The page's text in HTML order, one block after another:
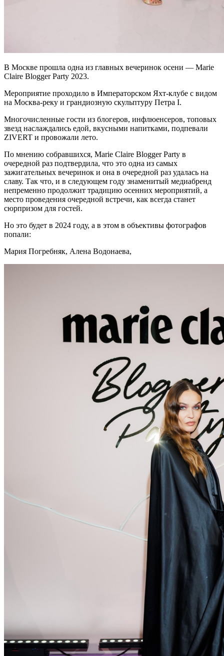
В Москве прошла одна из главных вечеринок осени — Marie
Claire Blogger Party 2023.
Мероприятие проходило в Императорском Яхт-клубе с видом
на Москва-реку и грандиозную скульптуру Петра I.
Многочисленные гости из блогеров, инфлюенсеров, топовых
звезд наслаждались едой, вкусными напитками, подпевали
ZIVERT и провожали лето.
По мнению собравшихся, Marie Claire Blogger Party в
очередной раз подтвердила, что это одна из самых
зажигательных вечеринок и она в очередной раз удалась на
славу. Так что, и в следующем году знаменитый медиабренд
непременно продолжит традицию осенних мероприятий, а
место проведения очередной встречи, как всегда станет
сюрпризом для гостей.
Но это будет в 2024 году, а в этом в объективы фотографов
попали:
Мария Погребняк, Алена Водонаева,